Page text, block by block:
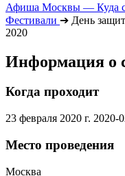
Афиша Москвы — Куда
Фестивали ➔ День
2020
Информация о
Когда проходит
23 февраля 2020 г. 2020-
Место проведения
Москва